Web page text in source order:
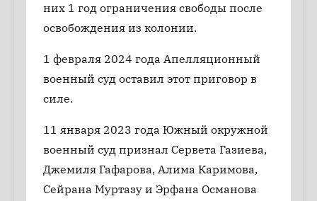
них 1 год ограничения свободы после
освобождения из колонии.
1 февраля 2024 года Апелляционный
военный суд оставил этот приговор в
силе.
11 января 2023 года Южный окружной
военный суд признал Сервета Газиева,
Джемиля Гафарова, Алима Каримова,
Сейрана Муртазу и Эрфана Османова